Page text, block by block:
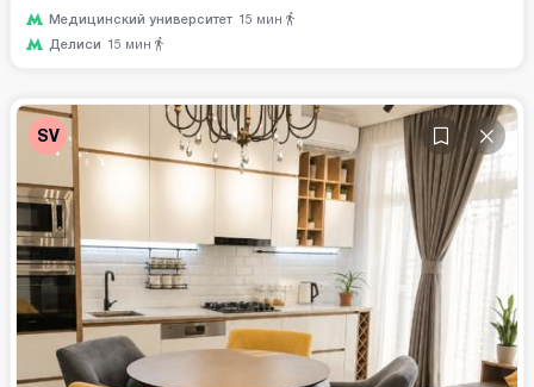
Медицинский университет 15 мин
Делиси 15 мин
SV